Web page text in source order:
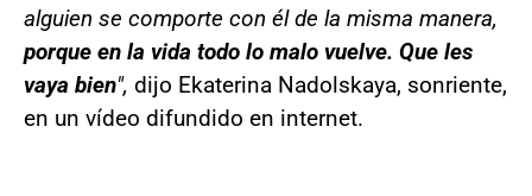
alguien se comporte con él de la misma manera,
porque en la vida todo lo malo vuelve. Que les
vaya bien", dijo Ekaterina Nadolskaya, sonriente,
en un vídeo difundido en internet.